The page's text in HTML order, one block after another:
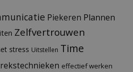
Piekeren Plannen
Zelfvertrouwen
stress Uitstellen Time
effectief werken